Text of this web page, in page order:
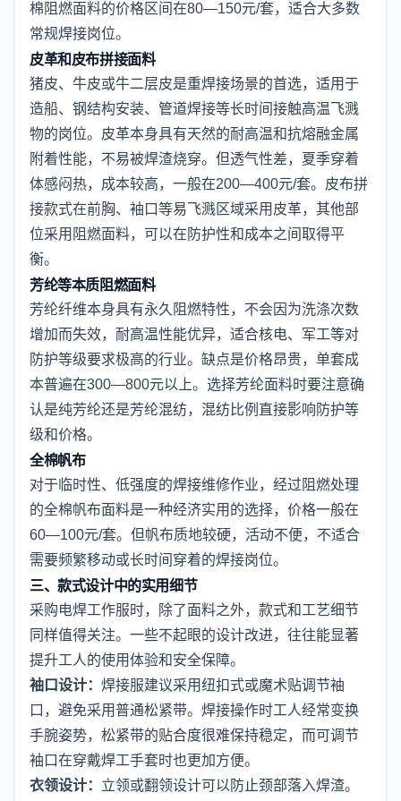
棉阻燃面料的价格区间在80—150元/套，适合大多数
常规焊接岗位。
皮革和皮布拼接面料
猪皮、牛皮或牛二层皮是重焊接场景的首选，适用于
造船、钢结构安装、管道焊接等长时间接触高温飞溅
物的岗位。皮革本身具有天然的耐高温和抗熔融金属
附着性能，不易被焊渣烧穿。但透气性差，夏季穿着
体感闷热，成本较高，一般在200—400元/套。皮布拼
接款式在前胸、袖口等易飞溅区域采用皮革，其他部
位采用阻燃面料，可以在防护性和成本之间取得平
衡。
芳纶等本质阻燃面料
芳纶纤维本身具有永久阻燃特性，不会因为洗涤次数
增加而失效，耐高温性能优异，适合核电、军工等对
防护等级要求极高的行业。缺点是价格昂贵，单套成
本普遍在300—800元以上。选择芳纶面料时要注意确
认是纯芳纶还是芳纶混纺，混纺比例直接影响防护等
级和价格。
全棉帆布
对于临时性、低强度的焊接维修作业，经过阻燃处理
的全棉帆布面料是一种经济实用的选择，价格一般在
60—100元/套。但帆布质地较硬，活动不便，不适合
需要频繁移动或长时间穿着的焊接岗位。
三、款式设计中的实用细节
采购电焊工作服时，除了面料之外，款式和工艺细节
同样值得关注。一些不起眼的设计改进，往往能显著
提升工人的使用体验和安全保障。
袖口设计： 焊接服建议采用纽扣式或魔术贴调节袖
口，避免采用普通松紧带。焊接操作时工人经常变换
手腕姿势，松紧带的贴合度很难保持稳定，而可调节
袖口在穿戴焊工手套时也更加方便。
衣领设计： 立领或翻领设计可以防止颈部落入焊渣。